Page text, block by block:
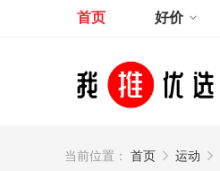
首页 好价
当前位置： 首页 运动